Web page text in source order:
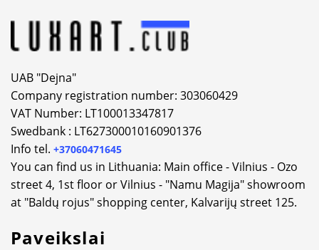
UAB "Dejna"
Company registration number: 303060429
VAT Number: LT100013347817
Swedbank : LT627300010160901376
Info tel. +37060471645
You can find us in Lithuania: Main office - Vilnius - Ozo
street 4, 1st floor or Vilnius - "Namu Magija" showroom
at "Baldų rojus" shopping center, Kalvarijų street 125.
Paveikslai